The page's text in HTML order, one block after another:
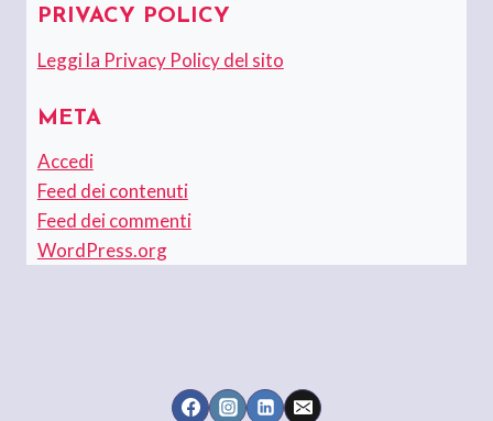
PRIVACY POLICY
Leggi la Privacy Policy del sito
META
Accedi
Feed dei contenuti
Feed dei commenti
WordPress.org